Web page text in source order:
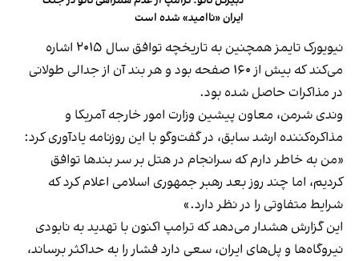
ایران «ناامید» شده است
نیویورک تایمز همچنین به تاریخچه توافق سال ۲۰۱۵ اشاره
می‌کند که بیش از ۱۶۰ صفحه بود و هر بند آن از جدالی طولانی
در مذاکرات حاصل شده بود.
وندی شرمن، معاون پیشین وزارت امور خارجه آمریکا و
مذاکره‌کننده ارشد سابق، در گفت‌وگو با این روزنامه یادآوری کرد:
«من به خاطر دارم که سرانجام در هتل بر سر بندها توافق
کردیم، اما چند روز بعد رهبر جمهوری اسلامی اعلام کرد که
شرایط متفاوتی را در نظر دارد.»
این گزارش هشدار می‌دهد که ترامپ اکنون با تهدید به نابودی
نیروگاه‌ها و پل‌های ایران، سعی دارد فشار را به حداکثر برساند،